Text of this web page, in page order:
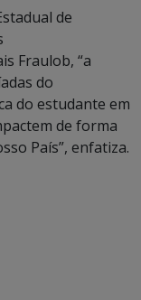
de
Fraulob, “a
do
do estudante em
de forma
País”, enfatiza.